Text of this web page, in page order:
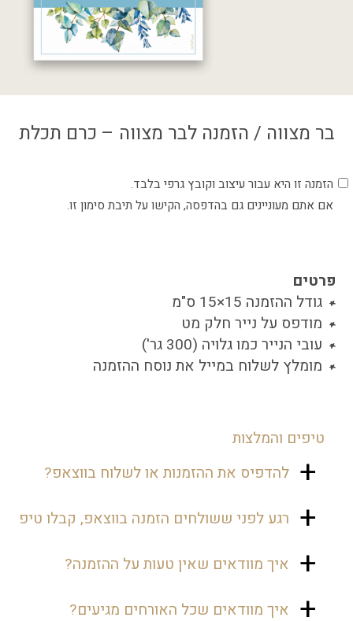
בר מצווה / הזמנה לבר מצווה – כרם תכלת
הזמנה זו היא עבור עיצוב וקובץ גרפי בלבד.
אם אתם מעוניינים גם בהדפסה, הקישו על תיבת סימון זו.
פרטים
גודל ההזמנה 15×15 ס"מ
מודפס על נייר חלק מט
עובי הנייר כמו גלויה (300 גר')
מומלץ לשלוח במייל את נוסח ההזמנה
טיפים והמלצות
להדפיס את ההזמנות או לשלוח בווצאפ?
נכון שנהוג לשלוח את ההזמנות בווצאפ,
אבל יש אנשים שעשויים להיעלב. אולי
ישכחו. זו הסיבה שרצוי גם להדפיס
המקרר ואף אחד לא ישכח חלילה. אהה...
רגע לפני ששולחים הזמנה בווצאפ, קבלו טיפ
נכון ששליחה בווצאפ חוסכת כאבי ראש,
אבל זה פחות אישי, ולכן מומלץ לשלוח
יקבל תשומת לב אישית. עוד משהו,
איך מוודאים שאין טעות על ההזמנה?
רגע לפני ששולחים אלינו את פרטי
איך מוודאים שכל האורחים מגיעים?